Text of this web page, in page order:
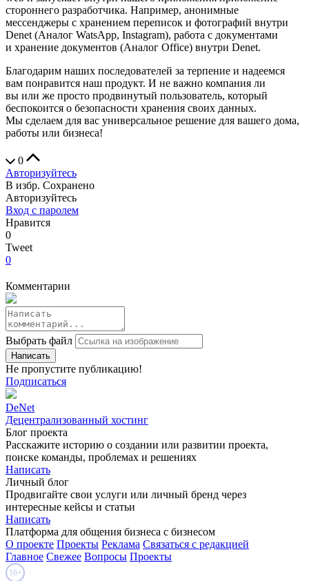
стороннего разработчика. Например, анонимные
мессенджеры с хранением переписок и фотографий внутри
Denet (Аналог WatsApp, Instagram), работа с документами
и хранение документов (Аналог Office) внутри Denet.
Благодарим наших последователей за терпение и надеемся
вам понравится наш продукт. И не важно компания ли
вы или же просто продвинутый пользователь, который
беспокоится о безопасности хранения своих данных.
Мы сделаем для вас универсальное решение для вашего дома,
работы или бизнеса!
0
Авторизуйтесь
В избр. Сохранено
Авторизуйтесь
Вход с паролем
Нравится
0
Tweet
0
Комментарии
Выбрать файл
Не пропустите публикацию!
Подписаться
DeNet
Децентрализованный хостинг
Блог проекта
Расскажите историю о создании или развитии проекта,
поиске команды, проблемах и решениях
Написать
Личный блог
Продвигайте свои услуги или личный бренд через
интересные кейсы и статьи
Написать
Платформа для общения бизнеса с бизнесом
О проекте Проекты Реклама Связаться с редакцией
Главное Свежее Вопросы Проекты
16+